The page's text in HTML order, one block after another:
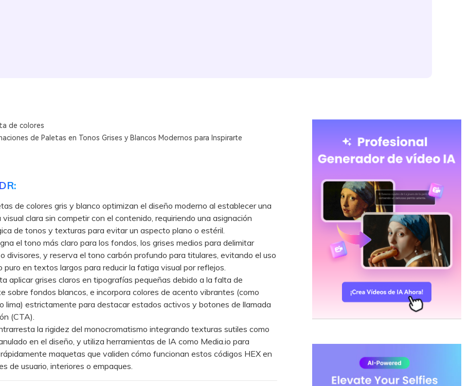
de colores
de Paletas en Tonos Grises y Blancos Modernos para Inspirarte
de colores gris y blanco optimizan el diseño moderno al establecer una
visual clara sin competir con el contenido, requiriendo una asignación
de tonos y texturas para evitar un aspecto plano o estéril.
el tono más claro para los fondos, los grises medios para delimitar
divisores, y reserva el tono carbón profundo para titulares, evitando el uso
puro en textos largos para reducir la fatiga visual por reflejos.
aplicar grises claros en tipografías pequeñas debido a la falta de
sobre fondos blancos, e incorpora colores de acento vibrantes (como
lima) estrictamente para destacar estados activos y botones de llamada
(CTA).
la rigidez del monocromatismo integrando texturas sutiles como
en el diseño, y utiliza herramientas de IA como Media.io para
maquetas que validen cómo funcionan estos códigos HEX en
de usuario, interiores o empaques.